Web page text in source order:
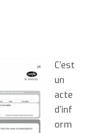
C’est
un
acte
d’inf
orm